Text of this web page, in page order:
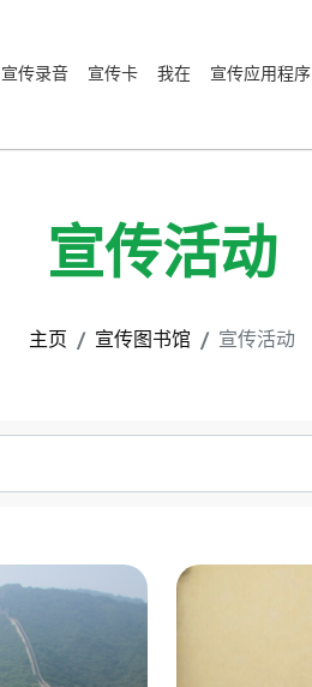
宣传录音 宣传卡 我在 宣传应用程序
宣传活动
主页 宣传图书馆 宣传活动